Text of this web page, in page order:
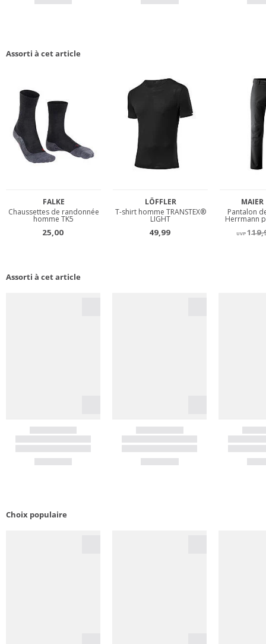
Assorti à cet article
Assorti à cet article
Choix populaire